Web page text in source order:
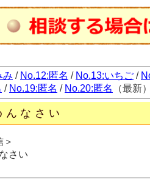
み / No.12:匿名 / No.13:いちご /
/ No.19:匿名 / No.20:匿名 （最新）
んなさい
さい